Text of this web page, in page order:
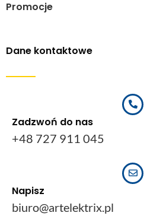
Promocje
Dane kontaktowe
Zadzwoń do nas
+48 727 911 045
Napisz
biuro@artelektrix.pl